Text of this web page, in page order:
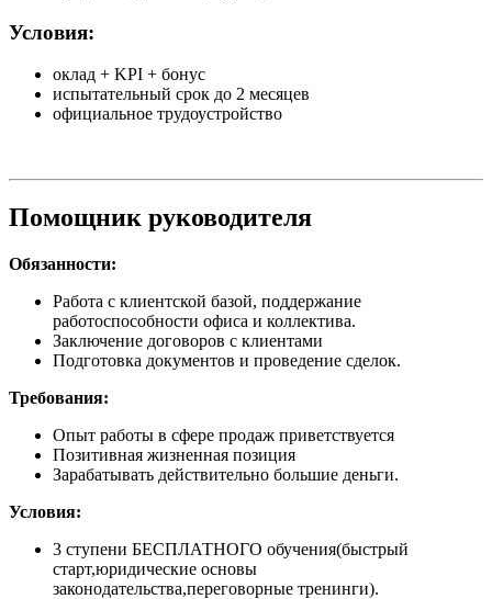
Условия:
оклад + KPI + бонус
испытательный срок до 2 месяцев
официальное трудоустройство
Помощник руководителя
Обязанности:
Работа с клиентской базой, поддержание
работоспособности офиса и коллектива.
Заключение договоров с клиентами
Подготовка документов и проведение сделок.
Требования:
Опыт работы в сфере продаж приветствуется
Позитивная жизненная позиция
Зарабатывать действительно большие деньги.
Условия:
3 ступени БЕСПЛАТНОГО обучения(быстрый
старт,юридические основы
законодательства,переговорные тренинги).